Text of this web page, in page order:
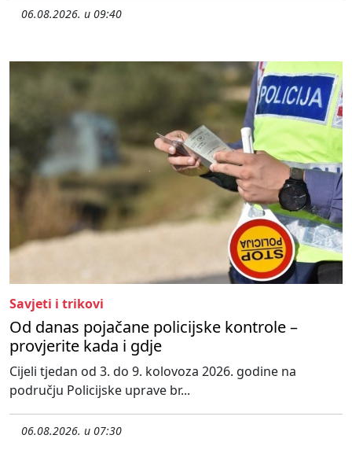
06.08.2026. u 09:40
Savjeti i trikovi
Od danas pojačane policijske kontrole –
provjerite kada i gdje
Cijeli tjedan od 3. do 9. kolovoza 2026. godine na
području Policijske uprave br...
06.08.2026. u 07:30